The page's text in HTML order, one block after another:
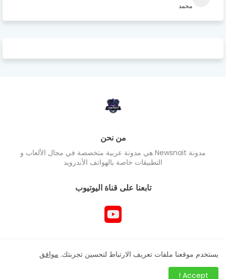
محمد
من نحن
مدونة Newsnait هي مدونة عربية متخصصة في مجال الألعاب و
التطبيقات خاصة بالهواتف الأندرويد
تابعنا على قناة اليوتيوب
جميع حقوق المدونة محفوظ Newsnait ©
يستخدم موقعنا ملفات تعريف الارتباط لتحسين تجربتك. موافق
Accept !